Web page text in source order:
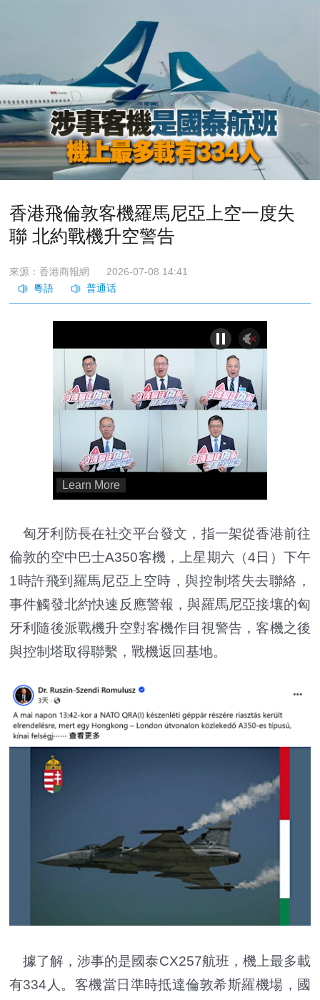
香港飛倫敦客機羅馬尼亞上空一度失
聯 北約戰機升空警告
來源：香港商報網 2026-07-08 14:41
匈牙利防長在社交平台發文，指一架從香港前往
倫敦的空中巴士A350客機，上星期六（4日）下午
1時許飛到羅馬尼亞上空時，與控制塔失去聯絡，
事件觸發北約快速反應警報，與羅馬尼亞接壤的匈
牙利隨後派戰機升空對客機作目視警告，客機之後
與控制塔取得聯繫，戰機返回基地。
據了解，涉事的是國泰CX257航班，機上最多載
有334人。客機當日準時抵達倫敦希斯羅機場，國